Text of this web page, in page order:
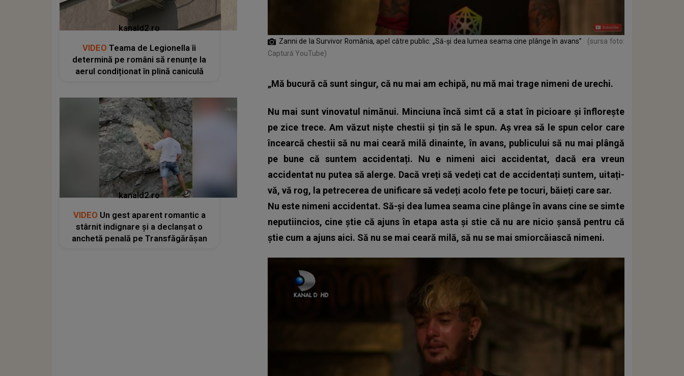
Zanni de la Survivor România, apel către public: „Să-și dea lumea seama cine plânge în avans”
(sursa foto:
Captură YouTube)
„Mă bucură că sunt singur, că nu mai am echipă, nu mă mai trage nimeni de urechi.
Nu mai sunt vinovatul nimănui. Minciuna încă simt că a stat în picioare și înflorește
pe zice trece. Am văzut niște chestii și țin să le spun. Aș vrea să le spun celor care
încearcă chestii să nu mai ceară milă dinainte, în avans, publicului să nu mai plângă
pe bune că suntem accidentați. Nu e nimeni aici accidentat, dacă era vreun
accidentat nu putea să alerge. Dacă vreți să vedeți cat de accidentați suntem, uitați-
vă, vă rog, la petrecerea de unificare să vedeți acolo fete pe tocuri, băieți care sar.
Nu este nimeni accidentat. Să-și dea lumea seama cine plânge în avans cine se simte
neputiincios, cine știe că ajuns în etapa asta și stie că nu are nicio șansă pentru că
știe cum a ajuns aici. Să nu se mai ceară milă, să nu se mai smiorcăiască nimeni.
kanald2.ro
VIDEO Teama de Legionella îi
determină pe români să renunțe la
aerul condiționat în plină caniculă
kanald2.ro
VIDEO Un gest aparent romantic a
stârnit indignare și a declanșat o
anchetă penală pe Transfăgărășan